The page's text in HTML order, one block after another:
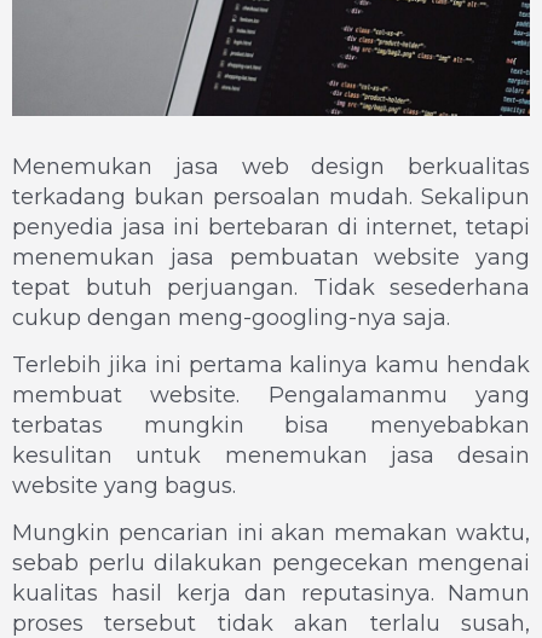
Menemukan jasa web design berkualitas
terkadang bukan persoalan mudah. Sekalipun
penyedia jasa ini bertebaran di internet, tetapi
menemukan jasa pembuatan website yang
tepat butuh perjuangan. Tidak sesederhana
cukup dengan meng-googling-nya saja.
Terlebih jika ini pertama kalinya kamu hendak
membuat website. Pengalamanmu yang
terbatas mungkin bisa menyebabkan
kesulitan untuk menemukan jasa desain
website yang bagus.
Mungkin pencarian ini akan memakan waktu,
sebab perlu dilakukan pengecekan mengenai
kualitas hasil kerja dan reputasinya. Namun
proses tersebut tidak akan terlalu susah,